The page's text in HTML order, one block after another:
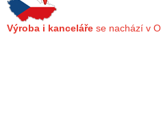
Výroba i kanceláře se nachází v